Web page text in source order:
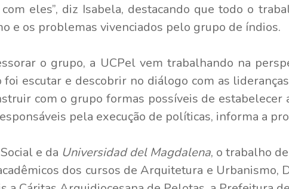
eles”, diz Isabela, destacando que todo o
e os problemas vivenciados pelo grupo de índios.
o grupo, a UCPel vem trabalhando na
escutar e descobrir no diálogo com as
com o grupo formas possíveis de estabelecer
pela execução de políticas, informa a
e da Universidad del Magdalena, o trabalho
dos cursos de Arquitetura e Urbanismo,